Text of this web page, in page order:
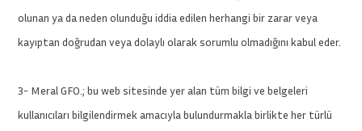
olunan ya da neden olunduğu iddia edilen herhangi bir zarar veya
kayıptan doğrudan veya dolaylı olarak sorumlu olmadığını kabul eder.
3- Meral GFO.; bu web sitesinde yer alan tüm bilgi ve belgeleri
kullanıcıları bilgilendirmek amacıyla bulundurmakla birlikte her türlü